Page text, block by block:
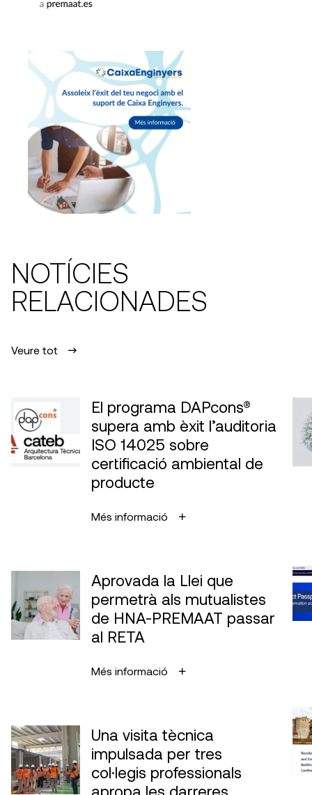
NOTÍCIES
RELACIONADES
Veure tot
El programa DAPcons®
supera amb èxit l’auditoria
ISO 14025 sobre
certificació ambiental de
producte
Més informació
Aprovada la Llei que
permetrà als mutualistes
de HNA-PREMAAT passar
al RETA
Més informació
Una visita tècnica
impulsada per tres
col·legis professionals
apropa les darreres